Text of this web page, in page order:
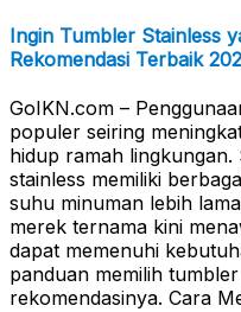
Ingin Tumbler Stainless
Rekomendasi Terbaik
GoIKN.com –
populer seiring
hidup ramah
stainless memiliki
suhu minuman lebih
merek ternama kini
dapat memenuhi
panduan memilih
rekomendasinya. Cara